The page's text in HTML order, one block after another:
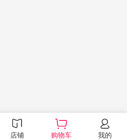
店铺 购物车 我的